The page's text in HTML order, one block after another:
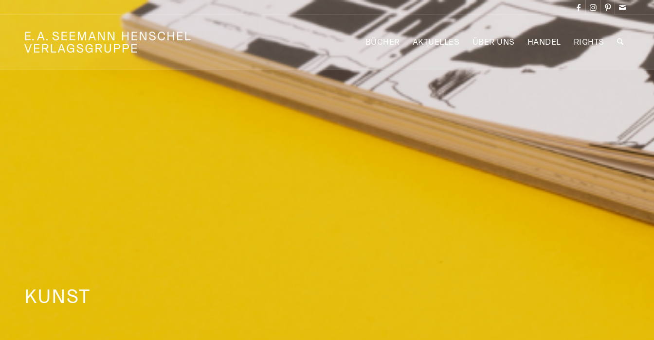
BÜCHER AKTUELLES ÜBER UNS HANDEL RIGHTS
KUNST